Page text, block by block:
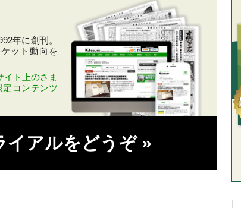
年に創刊。
ット動向を
ト上のさま
コンテンツ
イアルをどうぞ »